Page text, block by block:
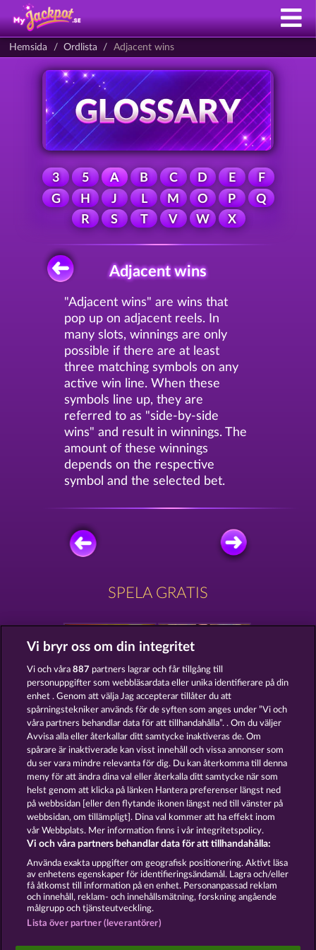
Hemsida Ordlista Adjacent wins
3 5 A B C D E
F
G
H J L M O P
Q
R
S T V W X
Adjacent wins
"Adjacent wins" are wins that
pop up on adjacent reels. In
many slots, winnings are only
possible if there are at least
three matching symbols on any
active win line. When these
symbols line up, they are
referred to as "side-by-side
wins" and result in winnings. The
amount of these winnings
depends on the respective
symbol and the selected bet.
SPELA GRATIS
MAJESTIC KING JACK POTTER AND THE BOOK OF DYNASTIES
KING & QUEEN NIGHT WOLVES
Användarvillkor Sekretesspolicy Avtryck
Om Företaget FAQ Partnerprogram
Facebook
Skicka in en begäran om att ångra köpet
Vi bryr oss om din integritet
Vi och våra887 partners lagrar och får tillgång till
personuppgifter som webbläsardata eller unika identifierare på din
enhet . Genom att välja Jag accepterar tillåter du att
spårningstekniker används för de syften som anges under ”Vi och
våra partners behandlar data för att tillhandahålla”. . Om du väljer
Avvisa alla eller återkallar ditt samtycke inaktiveras de. Om
spårare är inaktiverade kan visst innehåll och vissa annonser som
du ser vara mindre relevanta för dig. Du kan återkomma till denna
meny för att ändra dina val eller återkalla ditt samtycke när som
helst genom att klicka på länken Hantera preferenser längst ned
på webbsidan [eller den flytande ikonen längst ned till vänster på
webbsidan, om tillämpligt]. Dina val kommer att ha effekt inom
vår Webbplats. Mer information finns i vår integritetspolicy.
Vi och våra partners behandlar data för att tillhandahålla:
Använda exakta uppgifter om geografisk positionering. Aktivt läsa
av enhetens egenskaper för identifieringsändamål. Lagra och/eller
få åtkomst till information på en enhet. Personanpassad reklam
och innehåll, reklam- och innehållsmätning, forskning angående
målgrupp och tjänsteutveckling.
Lista över partner (leverantörer)